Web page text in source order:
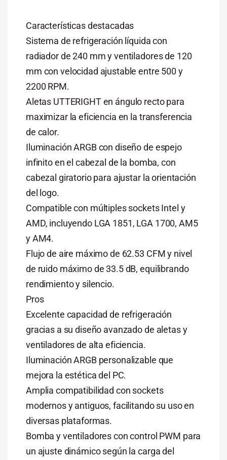
Características destacadas
Sistema de refrigeración líquida con
radiador de 240 mm y ventiladores de 120
mm con velocidad ajustable entre 500 y
2200 RPM.
Aletas UTTERIGHT en ángulo recto para
maximizar la eficiencia en la transferencia
de calor.
Iluminación ARGB con diseño de espejo
infinito en el cabezal de la bomba, con
cabezal giratorio para ajustar la orientación
del logo.
Compatible con múltiples sockets Intel y
AMD, incluyendo LGA 1851, LGA 1700, AM5
y AM4.
Flujo de aire máximo de 62.53 CFM y nivel
de ruido máximo de 33.5 dB, equilibrando
rendimiento y silencio.
Pros
Excelente capacidad de refrigeración
gracias a su diseño avanzado de aletas y
ventiladores de alta eficiencia.
Iluminación ARGB personalizable que
mejora la estética del PC.
Amplia compatibilidad con sockets
modernos y antiguos, facilitando su uso en
diversas plataformas.
Bomba y ventiladores con control PWM para
un ajuste dinámico según la carga del